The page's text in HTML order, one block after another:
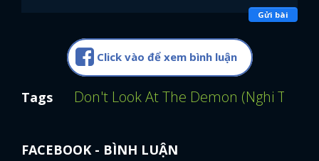
Gửi bài
Click vào để xem bình luận
Tags Don't Look At The Demon (Nghi Thức
FACEBOOK - BÌNH LUẬN